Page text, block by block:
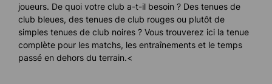
joueurs. De quoi votre club a-t-il besoin ? Des tenues de
club bleues, des tenues de club rouges ou plutôt de
simples tenues de club noires ? Vous trouverez ici la tenue
complète pour les matchs, les entraînements et le temps
passé en dehors du terrain.<